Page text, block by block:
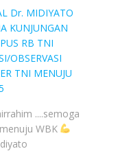
Dr. MIDIYATO
KUNJUNGAN
RB TNI
OBSERVASI
TNI MENUJU
....semoga
WBK